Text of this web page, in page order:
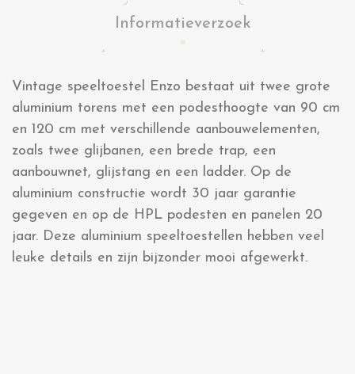
Informatieverzoek
Vintage speeltoestel Enzo bestaat uit twee grote
aluminium torens met een podesthoogte van 90 cm
en 120 cm met verschillende aanbouwelementen,
zoals twee glijbanen, een brede trap, een
aanbouwnet, glijstang en een ladder. Op de
aluminium constructie wordt 30 jaar garantie
gegeven en op de HPL podesten en panelen 20
jaar. Deze aluminium speeltoestellen hebben veel
leuke details en zijn bijzonder mooi afgewerkt.